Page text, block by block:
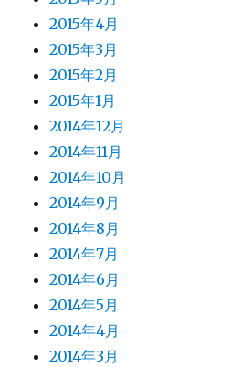
2015年4月
2015年3月
2015年2月
2015年1月
2014年12月
2014年11月
2014年10月
2014年9月
2014年8月
2014年7月
2014年6月
2014年5月
2014年4月
2014年3月